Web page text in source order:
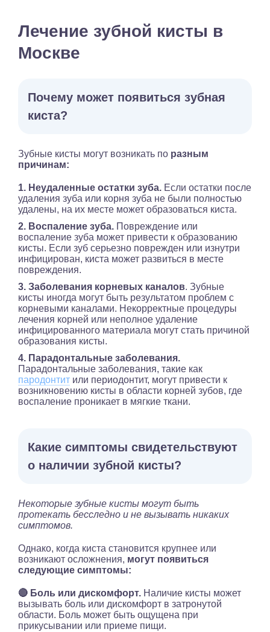
Лечение зубной кисты в
Москве
Почему может появиться зубная
киста?
Зубные кисты могут возникать по разным
причинам:
1. Неудаленные остатки зуба. Если остатки после
удаления зуба или корня зуба не были полностью
удалены, на их месте может образоваться киста.
2. Воспаление зуба. Повреждение или
воспаление зуба может привести к образованию
кисты. Если зуб серьезно поврежден или изнутри
инфицирован, киста может развиться в месте
повреждения.
3. Заболевания корневых каналов. Зубные
кисты иногда могут быть результатом проблем с
корневыми каналами. Некорректные процедуры
лечения корней или неполное удаление
инфицированного материала могут стать причиной
образования кисты.
4. Парадонтальные заболевания.
Парадонтальные заболевания, такие как
пародонтит или периодонтит, могут привести к
возникновению кисты в области корней зубов, где
воспаление проникает в мягкие ткани.
Какие симптомы свидетельствуют
о наличии зубной кисты?
Некоторые зубные кисты могут быть
протекать бесследно и не вызывать никаких
симптомов.
Однако, когда киста становится крупнее или
возникают осложнения, могут появиться
следующие симптомы:
🔴 Боль или дискомфорт. Наличие кисты может
вызывать боль или дискомфорт в затронутой
области. Боль может быть ощущена при
прикусывании или приеме пищи.